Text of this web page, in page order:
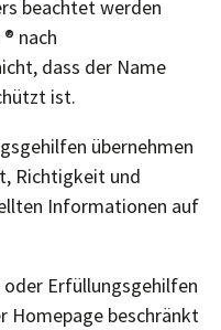
beachtet werden
nach
dass der Name
ist.
übernehmen
Richtigkeit und
Informationen auf
oder Erfüllungsgehilfen
Homepage beschränkt